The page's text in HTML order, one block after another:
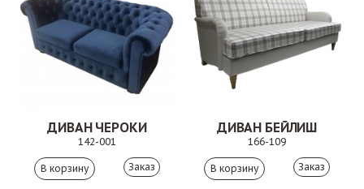
ДИВАН ЧЕРОКИ
142-001
Заказ
ДИВАН БЕЙЛИШ
166-109
Заказ